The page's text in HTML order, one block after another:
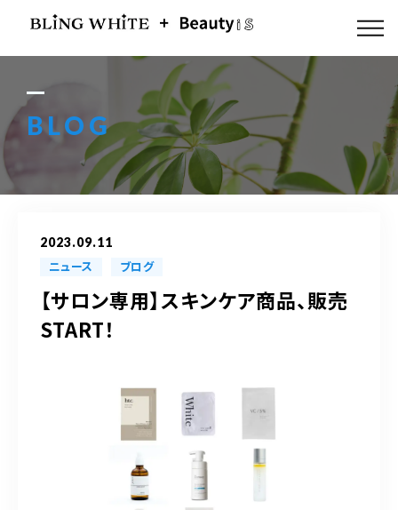
BLOG
2023.09.11
ニュース ブログ
【サロン専用】スキンケア商品、販売
START！
ABOUT US
FLOW
MENU
ACCESS
090-9859-5917
平日 10：00～21：00
土日 10：00～20：00
祝日 10：00～20：00（不定休）